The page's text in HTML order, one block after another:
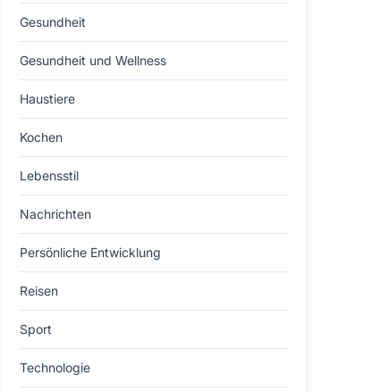
Gesundheit
Gesundheit und Wellness
Haustiere
Kochen
Lebensstil
Nachrichten
Persönliche Entwicklung
Reisen
Sport
Technologie